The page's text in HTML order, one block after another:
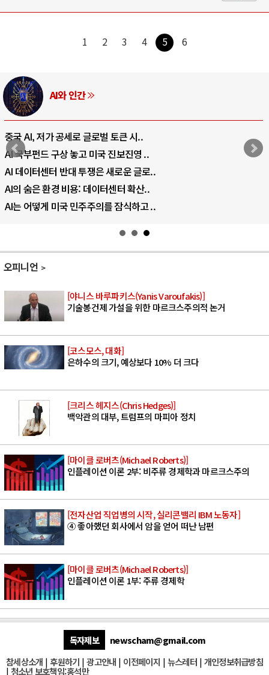
1 2 3 4 5 6
AI와 인간
중국 AI, 저가 공세로 글로벌 토큰 시..
AI 국부펀드 구상 놓고 미국 진보진영 ..
AI 데이터센터 반대 투쟁은 새로운 글로..
AI의 숨은 환경 비용: 데이터센터 확산..
AI는 어떻게 미국 민주주의를 잠식하고 ..
오피니언
[야니스 바루파키스(Yanis Varoufakis)]
기술봉건제 가설을 위한 마르크스주의적 논거
[코스모스, 대화]
은하수의 크기, 예상보다 10% 더 크다
[크리스 헤지스(Chris Hedges)]
백악관의 대부, 트럼프의 마피아 정치
[마이클 로버츠(Michael Roberts)]
인플레이션 이론 2부: 비주류 경제학과 마르크스주의
[전자산업 직업병의 시작, 실리콘밸리 IBM 노동자]
④ 좋아했던 회사에서 암을 얻어 떠난 남편
[마이클 로버츠(Michael Roberts)]
인플레이션 이론 1부: 주류 경제학
독자제보
newscham@gmail.com
참세상소개 | 후원하기 |광고안내 | 이전페이지 | 뉴스레터| 개인정보취급방침
| 청소년 보호책임:홍석만